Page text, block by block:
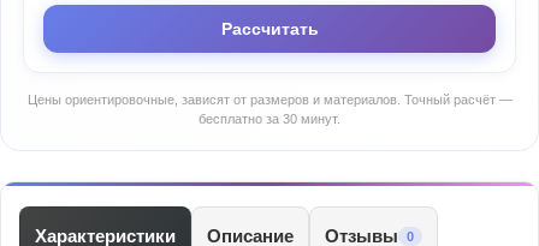
Рассчитать
Цены ориентировочные, зависят от размеров и материалов. Точный расчёт —
бесплатно за 30 минут.
Характеристики Описание Отзывы 0